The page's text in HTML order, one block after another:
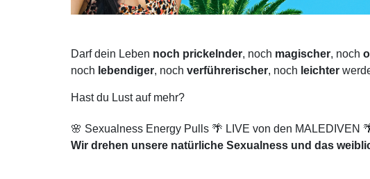
Darf dein Leben noch prickelnder, noch magischer, noch o
noch lebendiger, noch verführerischer, noch leichter
Hast du Lust auf mehr?
🌸 Sexualness Energy Pulls 🌴 LIVE von den MALEDIVEN
Wir drehen unsere natürliche Sexualness und das